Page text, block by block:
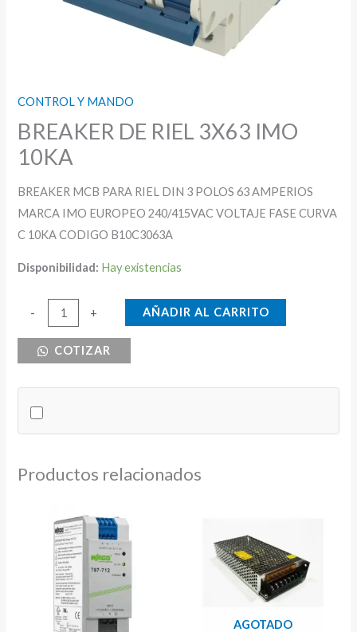
CONTROL Y MANDO
BREAKER DE RIEL 3X63 IMO
10KA
BREAKER MCB PARA RIEL DIN 3 POLOS 63 AMPERIOS
MARCA IMO EUROPEO 240/415VAC VOLTAJE FASE CURVA
C 10KA CODIGO B10C3063A
Disponibilidad: Hay existencias
-
BREAKER
RIEL
10KA
cantidad
+ AÑADIR AL CARRITO
COTIZAR
Productos relacionados
AGOTADO